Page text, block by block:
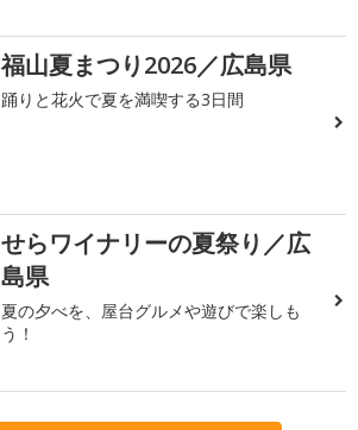
福山夏まつり2026／広島県
踊りと花火で夏を満喫する3日間
せらワイナリーの夏祭り／広
島県
夏の夕べを、屋台グルメや遊びで楽しも
う！